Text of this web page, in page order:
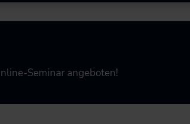
Seminar angeboten!